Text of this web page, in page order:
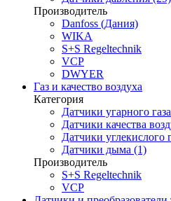
Производитель
Danfoss (Дания)
WIKA
S+S Regeltechnik
VCP
DWYER
Газ и качество воздуха
Категория
Датчики угарного
Датчики качества
Датчики углекислого
Датчики дыма (1)
Производитель
S+S Regeltechnik
VCP